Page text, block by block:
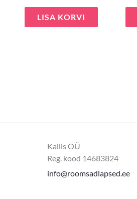
LISA KORVI
Kallis OÜ
Reg. kood 14683824
info@roomsadlapsed.ee